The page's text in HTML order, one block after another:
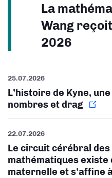
La
Wang
2026
25.07.2026
L’histoire de Kyne,
nombres et drag
22.07.2026
Le circuit cérébral des
mathématiques existe
maternelle et s'affine